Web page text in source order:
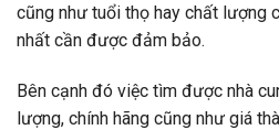
cũng như tuổi thọ hay chất lượng
nhất cần được đảm bảo.
Bên cạnh đó việc tìm được nhà
lượng, chính hãng cũng như giá